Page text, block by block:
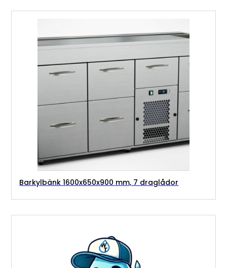
Barkylbänk 1600x650x900 mm, 7 draglådor